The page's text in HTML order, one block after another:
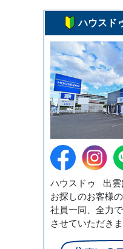
ハウスド
ハウスドゥ 出雲
お探しのお客様
社員一同、全力
させていただきま